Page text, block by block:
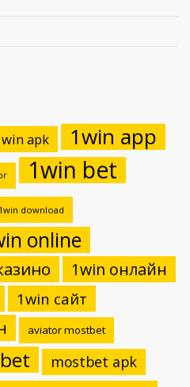
apk 1win app
1win bet
1win download
online
1win онлайн
1win сайт
aviator mostbet
mostbet apk